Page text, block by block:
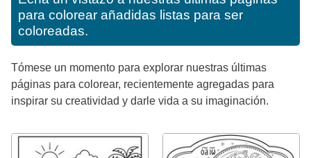
para colorear añadidas listas para ser
coloreadas.
Tómese un momento para explorar nuestras últimas
páginas para colorear, recientemente agregadas para
inspirar su creatividad y darle vida a su imaginación.